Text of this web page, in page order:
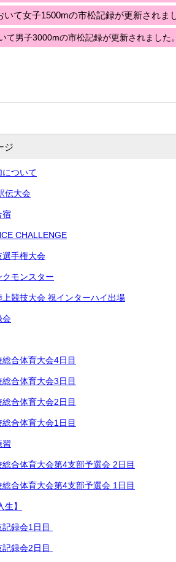
て女子1500mの市松記録が更新されま
て男子3000mの市松記録が更新されました。
ジ
ついて
伝大会
宿
CHALLENGE
選手権大会
モンスター
競技大会 祝インターハイ出場
会
合体育⁡大会4日目
合体育⁡大会3日目
合体育⁡大会2日目
合体育⁡大会1日目
習
合体育⁡大会第4支部予選会 2日目
合体育⁡大会第4支部予選会 1日目
】
録会1日目
録会2日目